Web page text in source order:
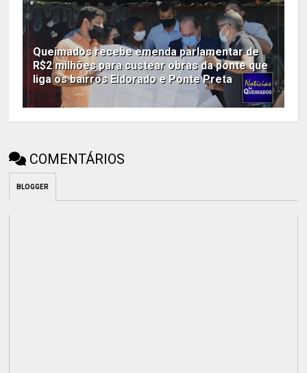
Queimados recebe emenda parlamentar de
R$2 milhões para custear obras da ponte que
liga os bairros Eldorado e Ponte Preta
COMENTÁRIOS
BLOGGER